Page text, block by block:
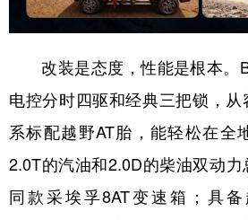
改装是态度，性能是根本。
电控分时四驱和经典三把锁，
系标配越野AT胎，能轻松在全
2.0T的汽油和2.0D的柴油双动
同款采埃孚8AT变速箱；具